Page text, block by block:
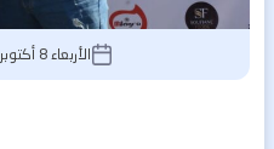
الأربعاء 8 أكتوبر 2025, 8:19 مساءً